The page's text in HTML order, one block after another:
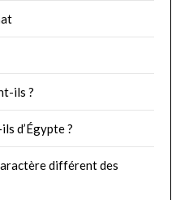
ils ?
d’Égypte ?
différent des